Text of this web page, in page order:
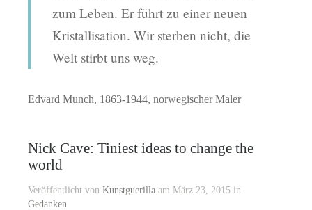
zum Leben. Er führt zu einer neuen
Kristallisation. Wir sterben nicht, die
Welt stirbt uns weg.
Edvard Munch, 1863-1944, norwegischer Maler
Nick Cave: Tiniest ideas to change the
world
Veröffentlicht von Kunstguerillaam März 23, 2015 in
Gedanken